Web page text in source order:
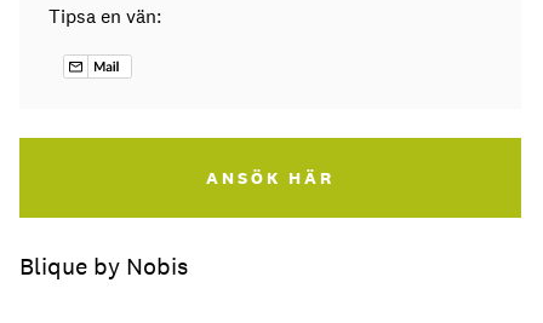
Blique by Nobis
Tipsa en vän:
ANSÖK HÄR